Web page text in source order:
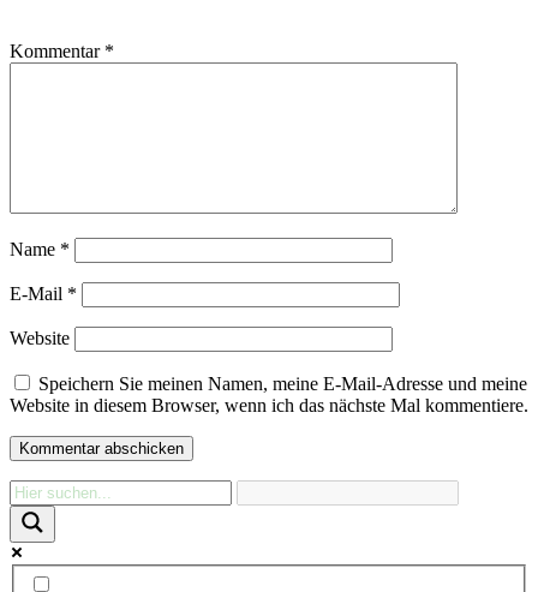
Kommentar *
Name *
E-Mail *
Website
Speichern Sie meinen Namen, meine E-Mail-Adresse und meine
Website in diesem Browser, wenn ich das nächste Mal kommentiere.